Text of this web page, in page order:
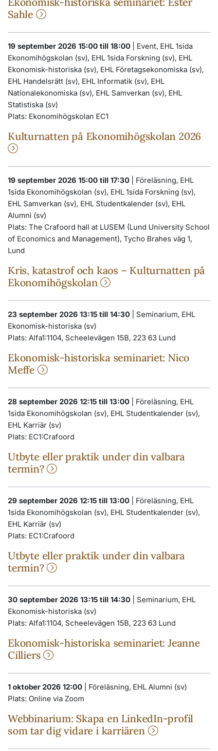
Sahle
19 september 2026 15:00 till 18:00
Event, EHL 1sida
Ekonomihögskolan (sv), EHL 1sida Forskning (sv), EHL
Ekonomisk-historiska (sv), EHL Företagsekonomiska (sv),
EHL Handelsrätt (sv), EHL Informatik (sv), EHL
Nationalekonomiska (sv), EHL Samverkan (sv), EHL
Statistiska (sv)
Plats: Ekonomihögskolan EC1
Kulturnatten på Ekonomihögskolan 2026
19 september 2026 15:00 till 17:30
Föreläsning, EHL
1sida Ekonomihögskolan (sv), EHL 1sida Forskning (sv),
EHL Samverkan (sv), EHL Studentkalender (sv), EHL
Alumni (sv)
Plats: The Crafoord hall at LUSEM (Lund University School
of Economics and Management), Tycho Brahes väg 1,
Lund
Kris, katastrof och kaos – Kulturnatten på
Ekonomihögskolan
23 september 2026 13:15 till 14:30
Seminarium, EHL
Ekonomisk-historiska (sv)
Plats: Alfa1:1104, Scheelevägen 15B, 223 63 Lund
Ekonomisk-historiska seminariet: Nico
Meffe
28 september 2026 12:15 till 13:00
Föreläsning, EHL
1sida Ekonomihögskolan (sv), EHL Studentkalender (sv),
EHL Karriär (sv)
Plats: EC1:Crafoord
Utbyte eller praktik under din valbara
termin?
29 september 2026 12:15 till 13:00
Föreläsning, EHL
1sida Ekonomihögskolan (sv), EHL Studentkalender (sv),
EHL Karriär (sv)
Plats: EC1:Crafoord
Utbyte eller praktik under din valbara
termin?
30 september 2026 13:15 till 14:30
Seminarium, EHL
Ekonomisk-historiska (sv)
Plats: Alfa1:1104, Scheelevägen 15B, 223 63 Lund
Ekonomisk-historiska seminariet: Jeanne
Cilliers
1 oktober 2026 12:00
Föreläsning, EHL Alumni (sv)
Plats: Online via Zoom
Webbinarium: Skapa en LinkedIn-profil
som tar dig vidare i karriären